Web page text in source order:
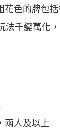
花色的牌包
法千變萬化
兩人及以上